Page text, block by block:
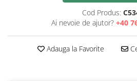
Cod Produs:
Ai nevoie de ajutor? +40
Adauga la Favorite